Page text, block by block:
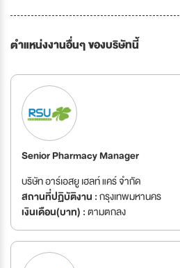
ตำแหน่งงานอื่นๆ ของบริษัทนี้
Senior Pharmacy Manager
บริษัท อาร์เอสยู เฮลท์ แคร์ จำกัด
สถานที่ปฏิบัติงาน :กรุงเทพมหานคร
เงินเดือน(บาท) :ตามตกลง